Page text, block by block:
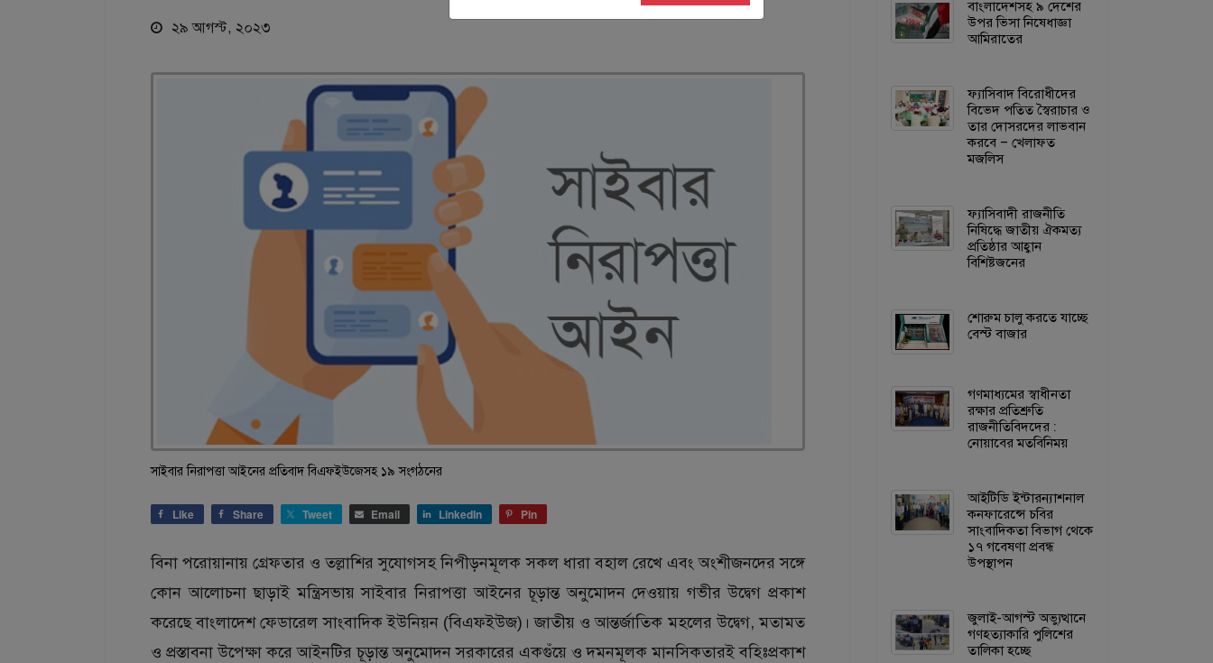
২৯ আগস্ট, ২০২৩
সাইবার নিরাপত্তা আইনের প্রতিবাদ বিএফইউজেসহ ১৯ সংগঠনের
Like Share Tweet Email LinkedIn Pin
বিনা পরোয়ানায় গ্রেফতার ও তল্লাশির সুযোগসহ নিপীড়নমূলক সকল ধারা বহাল রেখে এবং অংশীজনদের সঙ্গে
কোন আলোচনা ছাড়াই মন্ত্রিসভায় সাইবার নিরাপত্তা আইনের চূড়ান্ত অনুমোদন দেওয়ায় গভীর উদ্বেগ প্রকাশ
করেছে বাংলাদেশ ফেডারেল সাংবাদিক ইউনিয়ন (বিএফইউজ)। জাতীয় ও আন্তর্জাতিক মহলের উদ্বেগ, মতামত
ও প্রস্তাবনা উপেক্ষা করে আইনটির চূড়ান্ত অনুমোদন সরকারের একগুঁয়ে ও দমনমূলক মানসিকতারই বহিঃপ্রকাশ
বাংলাদেশসহ ৯ দেশের
উপর ভিসা নিষেধাজ্ঞা
আমিরাতের
ফ্যাসিবাদ বিরোধীদের
বিভেদ পতিত স্বৈরাচার ও
তার দোসরদের লাভবান
করবে – খেলাফত
মজলিস
ফ্যাসিবাদী রাজনীতি
নিষিদ্ধে জাতীয় ঐকমত্য
প্রতিষ্ঠার আহ্বান
বিশিষ্টজনের
শোরুম চালু করতে যাচ্ছে
বেস্ট বাজার
গণমাধ্যমের স্বাধীনতা
রক্ষার প্রতিশ্রুতি
রাজনীতিবিদদের :
নোয়াবের মতবিনিময়
আইটিডি ইন্টারন্যাশনাল
কনফারেন্সে চবির
সাংবাদিকতা বিভাগ থেকে
১৭ গবেষণা প্রবন্ধ
উপস্থাপন
জুলাই-আগস্ট অভ্যুত্থানে
গণহত্যাকারি পুলিশের
তালিকা হচ্ছে